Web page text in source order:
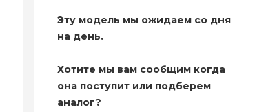
Эту модель мы ожидаем со дня
на день.
Хотите мы вам сообщим когда
она поступит или подберем
аналог?